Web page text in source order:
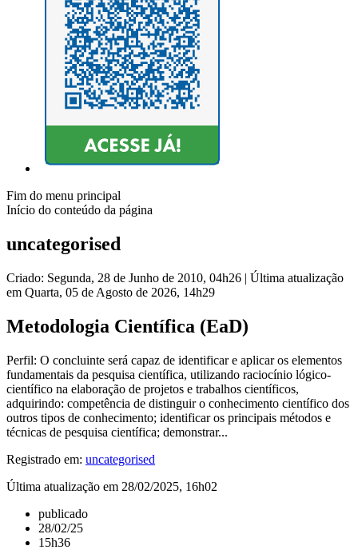
Fim do menu principal
Início do conteúdo da página
uncategorised
Criado: Segunda, 28 de Junho de 2010, 04h26 | Última atualização
em Quarta, 05 de Agosto de 2026, 14h29
Metodologia Científica (EaD)
Perfil: O concluinte será capaz de identificar e aplicar os elementos
fundamentais da pesquisa científica, utilizando raciocínio lógico-
científico na elaboração de projetos e trabalhos científicos,
adquirindo: competência de distinguir o conhecimento científico dos
outros tipos de conhecimento; identificar os principais métodos e
técnicas de pesquisa científica; demonstrar...
Registrado em: uncategorised
Última atualização em 28/02/2025, 16h02
publicado
28/02/25
15h36